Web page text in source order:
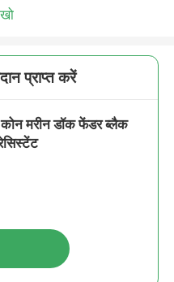
प्राप्त करें
मरीन डॉक फेंडर ब्लैक